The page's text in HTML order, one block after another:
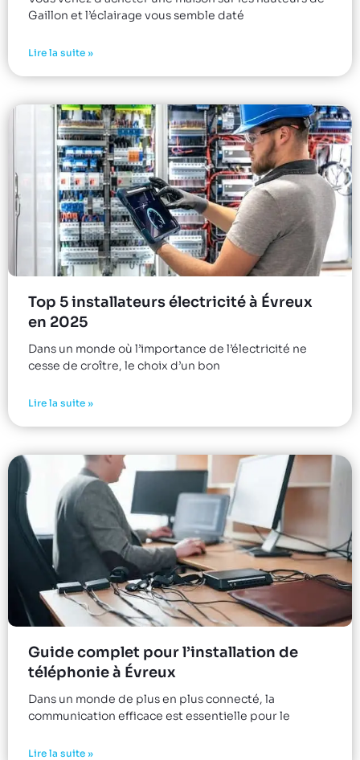
Gaillon et l’éclairage vous semble daté
Lire la suite »
Top 5 installateurs électricité à Évreux
en 2025
Dans un monde où l’importance de l’électricité ne
cesse de croître, le choix d’un bon
Lire la suite »
Guide complet pour l’installation de
téléphonie à Évreux
Dans un monde de plus en plus connecté, la
communication efficace est essentielle pour le
Lire la suite »